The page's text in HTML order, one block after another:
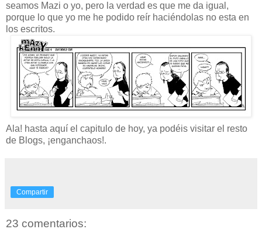
seamos Mazi o yo, pero la verdad es que me da igual,
porque lo que yo me he podido reír haciéndolas no esta en
los escritos.
Ala! hasta aquí el capitulo de hoy, ya podéis visitar el resto
de Blogs, ¡enganchaos!.
Compartir
23 comentarios: